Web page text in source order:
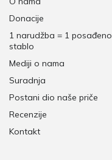
Donacije
1 narudžba = 1 posađeno
stablo
Mediji o nama
Suradnja
Postani dio naše priče
Recenzije
Kontakt